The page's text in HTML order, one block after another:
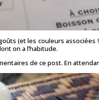
(et les couleurs associées
on a l’habitude.
de ce post. En